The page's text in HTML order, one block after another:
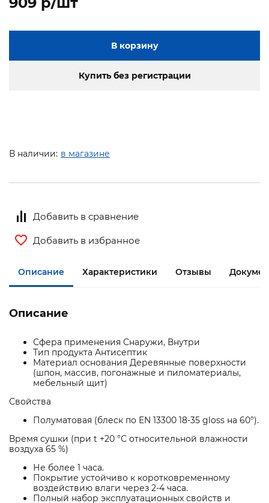
В корзину
Купить без регистрации
В наличии: в магазине
Добавить в сравнение
Добавить в избранное
Описание Характеристики Отзывы
Описание
Сфера применения Снаружи, Внутри
Тип продукта Антисептик
Материал основания Деревянные поверхности
(шпон, массив, погонажные и пиломатериалы,
мебельный щит)
Свойства
Полуматовая (блеск по EN 13300 18-35 gloss на 60°).
Время сушки (при t +20 °С относительной влажности
воздуха 65 %)
Не более 1 часа.
Покрытие устойчиво к коротковременному
воздействию влаги через 2-4 часа.
Полный набор эксплуатационных свойств и